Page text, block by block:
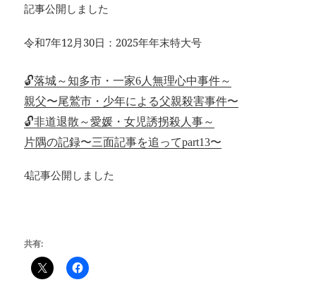
記事公開しました
令和7年12月30日：2025年年末特大号
🔓落城～知多市・一家6人無理心中事件～
親父〜尾鷲市・少年による父親殺害事件〜
🔓非道退散～愛媛・女児誘拐殺人事～
片隅の記録〜三面記事を追ってpart13〜
4記事公開しました
共有: